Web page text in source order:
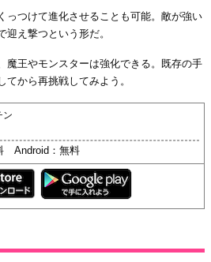
っつけて進化させることも可能。敵が強い
え撃つという形だ。
魔王やモンスターは強化できる。既存の手
から再挑戦してみよう。
ン
Android：無料